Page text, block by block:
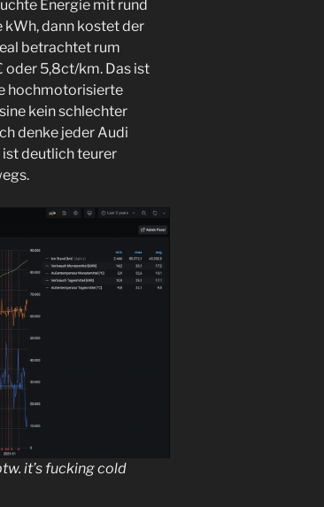
Energie mit rund
kWh, dann kostet der
betrachtet rum
oder 5,8ct/km. Das ist
hochmotorisierte
kein schlechter
denke jeder Audi
deutlich teurer
it’s fucking cold